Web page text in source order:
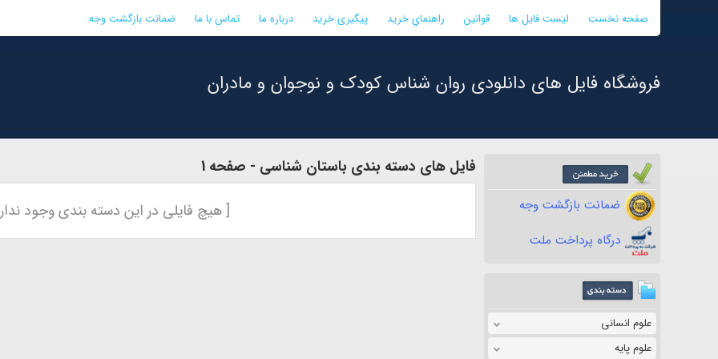
صفحه نخست لیست فایل ها قوانین راهنماي خريد پیگیری خرید درباره ما تماس با ما ضمانت بازگشت وجه
فروشگاه فایل های دانلودی روان شناس کودک و نوجوان و مادران
ضمانت بازگشت وجه
درگاه پرداخت ملت
علوم انسانی
علوم پایه
فایل های دسته بندی باستان شناسی - صفحه 1
[ هیچ فایلی در این دسته بندی وجود